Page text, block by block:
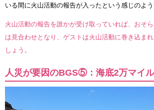
いる間に火山活動の報告が入ったという感じのよう
火山活動の報告を誰かが受け取っていれば、おそ
は見合わせとなり、ゲストは火山活動に巻き込ま
しょう。
人災が要因のBGS⑤：海底2万マイル